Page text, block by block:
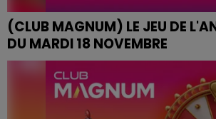
(CLUB MAGNUM) LE JEU DE
DU MARDI 18 NOVEMBRE
JEU DE L'ANNIVERSAIRE DU MARDI 18